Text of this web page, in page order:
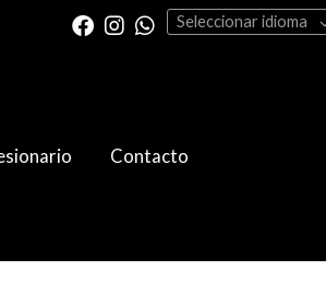
Seleccionar idioma
Contacto